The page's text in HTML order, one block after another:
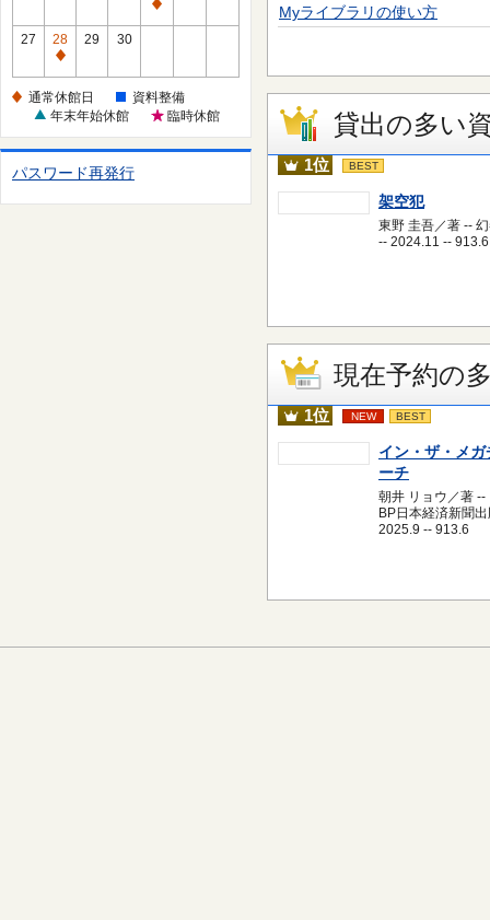
館
日
通
館
日
27
28
通
休
日
29 30
通常休館日
資料整備
年末年始休館
臨時休館
パスワード再発行
Myライブラリの使い方
貸出の多い
1位 BEST
架空犯
東野 圭吾／著 --
-- 2024.11 -- 913.6
現在予約の
1位 NEW BEST
イン・ザ・メガ
ーチ
朝井 リョウ／著 --
BP日本経済新聞
2025.9 -- 913.6